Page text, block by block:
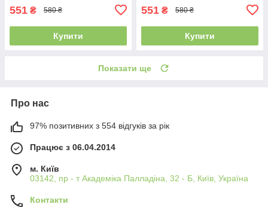
551 ₴ 580 ₴
Купити
551 ₴ 580 ₴
Купити
Показати ще
Про нас
97% позитивних з 554 відгуків за рік
Працює з 06.04.2014
м. Київ
03142, пр - т Академіка Палладіна, 32 - Б, Київ, Україна
Контакти